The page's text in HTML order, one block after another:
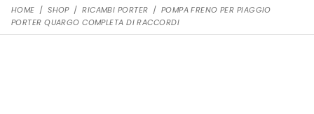
HOME / SHOP / RICAMBI PORTER / POMPA FRENO PER PIAGGIO
PORTER QUARGO COMPLETA DI RACCORDI